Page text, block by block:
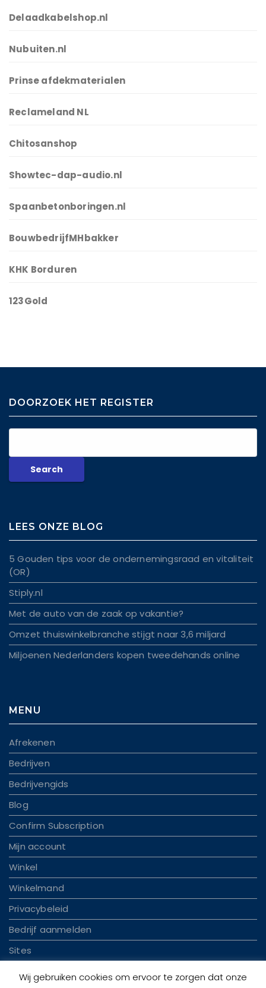
Delaadkabelshop.nl
Nubuiten.nl
Prinse afdekmaterialen
Reclameland NL
Chitosanshop
Showtec-dap-audio.nl
Spaanbetonboringen.nl
BouwbedrijfMHbakker
KHK Borduren
123Gold
DOORZOEK HET REGISTER
LEES ONZE BLOG
5 Gouden tips voor de ondernemingsraad en vitaliteit
(OR)
Stiply.nl
Met de auto van de zaak op vakantie?
Omzet thuiswinkelbranche stijgt naar 3,6 miljard
Miljoenen Nederlanders kopen tweedehands online
MENU
Afrekenen
Bedrijven
Bedrijvengids
Blog
Confirm Subscription
Mijn account
Winkel
Winkelmand
Privacybeleid
Bedrijf aanmelden
Sites
Wij gebruiken cookies om ervoor te zorgen dat onze